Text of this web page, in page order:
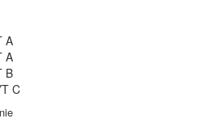
A
A
B
C